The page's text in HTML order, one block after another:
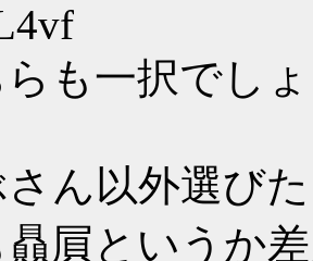
も一択でしょ
さん以外選び
贔屓というか